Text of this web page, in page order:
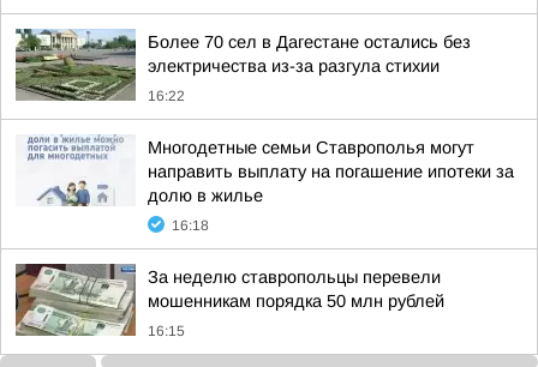
Более 70 сел в Дагестане остались без
электричества из-за разгула стихии
16:22
Многодетные семьи Ставрополья могут
направить выплату на погашение ипотеки за
долю в жилье
16:18
За неделю ставропольцы перевели
мошенникам порядка 50 млн рублей
16:15